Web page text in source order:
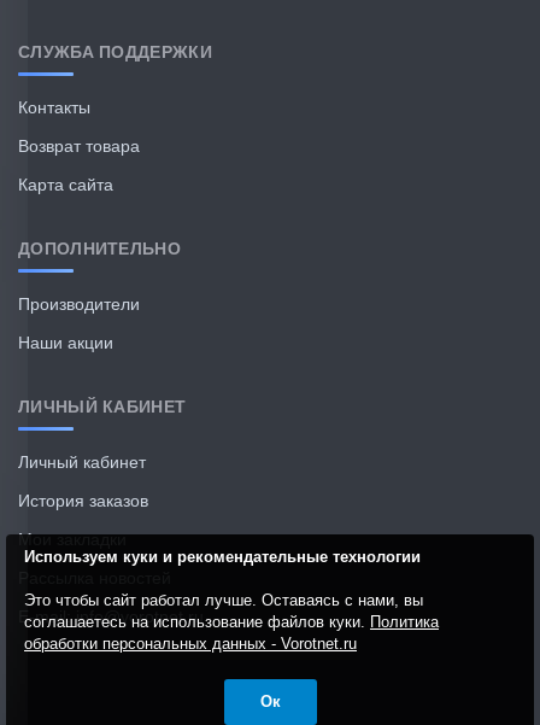
СЛУЖБА ПОДДЕРЖКИ
Контакты
Возврат товара
Карта сайта
ДОПОЛНИТЕЛЬНО
Производители
Наши акции
ЛИЧНЫЙ КАБИНЕТ
Личный кабинет
История заказов
Мои закладки
E-mail: info@vorotnet.ru
Используем куки и рекомендательные технологии
Это чтобы сайт работал лучше. Оставаясь с нами, вы
соглашаетесь на использование файлов куки. Политика
обработки персональных данных - Vorotnet.ru
Ок